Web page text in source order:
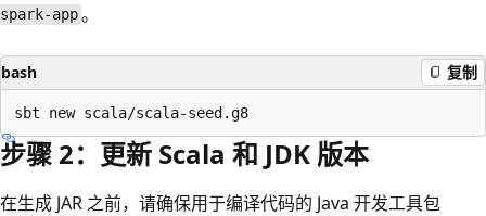
spark-app。
bash 复制
步骤 2：更新 Scala 和 JDK 版本
在生成 JAR 之前，请确保用于编译代码的 Java 开发工具包